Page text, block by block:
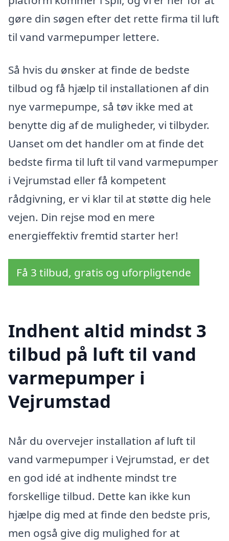
gøre din søgen efter det rette firma til luft
til vand varmepumper lettere.
Så hvis du ønsker at finde de bedste
tilbud og få hjælp til installationen af din
nye varmepumpe, så tøv ikke med at
benytte dig af de muligheder, vi tilbyder.
Uanset om det handler om at finde det
bedste firma til luft til vand varmepumper
i Vejrumstad eller få kompetent
rådgivning, er vi klar til at støtte dig hele
vejen. Din rejse mod en mere
energieffektiv fremtid starter her!
Få 3 tilbud, gratis og uforpligtende
Indhent altid mindst 3
tilbud på luft til vand
varmepumper i
Vejrumstad
Når du overvejer installation af luft til
vand varmepumper i Vejrumstad, er det
en god idé at indhente mindst tre
forskellige tilbud. Dette kan ikke kun
hjælpe dig med at finde den bedste pris,
men også give dig mulighed for at